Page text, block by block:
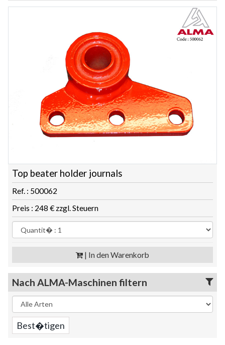
Top beater holder journals
Ref. : 500062
Preis : 248 € zzgl. Steuern
| In den Warenkorb
Nach ALMA-Maschinen filtern